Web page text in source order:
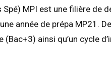
MPI est une filière de
année de prépa MP21.
ainsi qu’un cycle